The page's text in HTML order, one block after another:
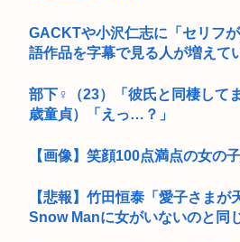
GACKTや小沢仁志に「セリフ
語作品を字幕で見る人が増えて
部下♀（23）「彼氏と同棲して
歳童貞）「えっ…？」
【画像】笑顔100点満点の女の
【悲報】竹田恒泰「愛子さまが
Snow Manに女がいないのと同